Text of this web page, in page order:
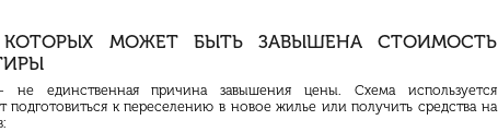
МОЖЕТ БЫТЬ ЗАВЫШЕНА СТОИМОСТЬ
не единственная причина завышения цены. Схема используется
подготовиться к переселению в новое жилье или получить средства на